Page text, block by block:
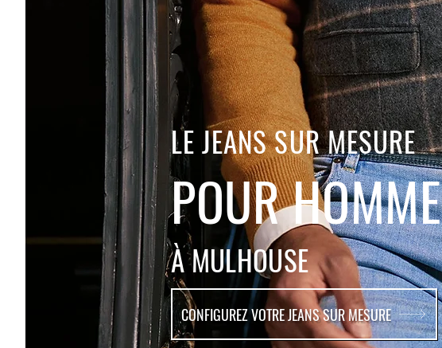
LE JEANS SUR MESURE
POUR HOMME
À MULHOUSE
CONFIGUREZ VOTRE JEANS SUR MESURE